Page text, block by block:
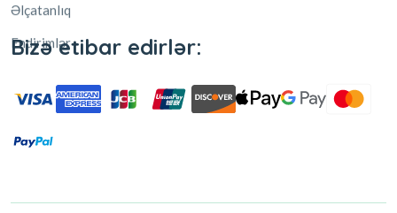
Bizə etibar edirlər: